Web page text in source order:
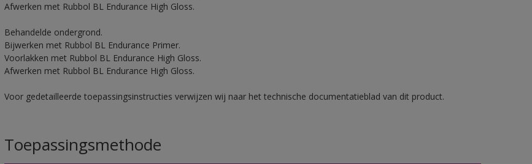
Afwerken met Rubbol BL Endurance High Gloss.
Behandelde ondergrond.
Bijwerken met Rubbol BL Endurance Primer.
Voorlakken met Rubbol BL Endurance High Gloss.
Afwerken met Rubbol BL Endurance High Gloss.
Voor gedetailleerde toepassingsinstructies verwijzen wij naar het technische documentatieblad van dit product.
Toepassingsmethode